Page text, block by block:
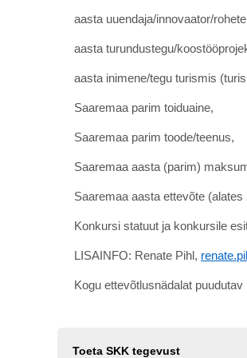
aasta uuendaja/innovaator/
aasta turundustegu/
aasta inimene/tegu turismis
Saaremaa parim toiduaine,
Saaremaa parim toode/teenus,
Saaremaa aasta (parim)
Saaremaa aasta ettevõte (alates
Konkursi statuut ja konkursile
LISAINFO: Renate Pihl,
Kogu ettevõtlusnädalat puudutav
Toeta SKK tegevust